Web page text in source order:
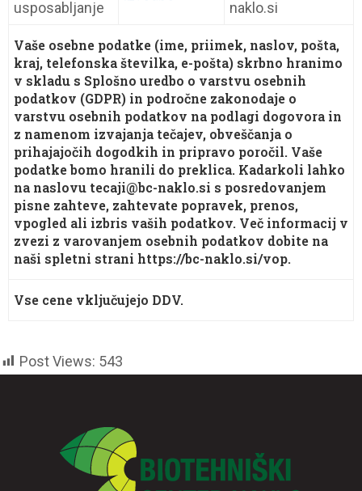
usposabljanje
naklo.si
Vaše osebne podatke (ime, priimek, naslov, pošta,
kraj, telefonska številka, e-pošta) skrbno hranimo
v skladu s Splošno uredbo o varstvu osebnih
podatkov (GDPR) in področne zakonodaje o
varstvu osebnih podatkov na podlagi dogovora in
z namenom izvajanja tečajev, obveščanja o
prihajajočih dogodkih in pripravo poročil. Vaše
podatke bomo hranili do preklica. Kadarkoli lahko
na naslovu tecaji@bc-naklo.si s posredovanjem
pisne zahteve, zahtevate popravek, prenos,
vpogled ali izbris vaših podatkov. Več informacij v
zvezi z varovanjem osebnih podatkov dobite na
naši spletni strani https://bc-naklo.si/vop.
Vse cene vključujejo DDV.
Post Views: 543